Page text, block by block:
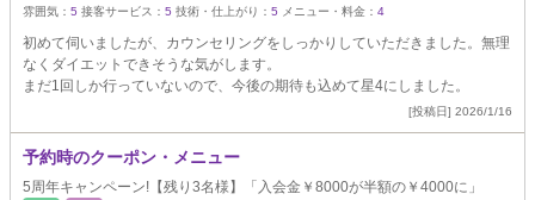
雰囲気： 5 接客サービス： 5 技術・仕上がり： 5 メニュー・料金： 4
初めて伺いましたが、カウンセリングをしっかりしていただきました。無理
なくダイエットできそうな気がします。
まだ1回しか行っていないので、今後の期待も込めて星4にしました。
[投稿日] 2026/1/16
予約時のクーポン・メニュー
5周年キャンペーン!【残り3名様】「入会金￥8000が半額の￥4000に」